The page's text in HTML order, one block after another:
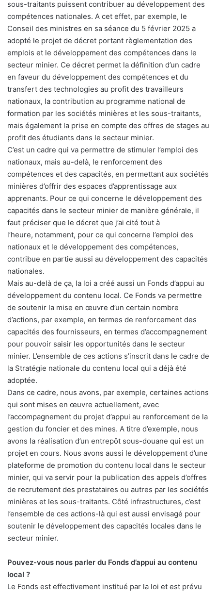
sous-traitants puissent contribuer au développement des
compétences nationales. A cet effet, par exemple, le
Conseil des ministres en sa séance du 5 février 2025 a
adopté le projet de décret portant règlementation des
emplois et le développement des compétences dans le
secteur minier. Ce décret permet la définition d’un cadre
en faveur du développement des compétences et du
transfert des technologies au profit des travailleurs
nationaux, la contribution au programme national de
formation par les sociétés minières et les sous-traitants,
mais également la prise en compte des offres de stages au
profit des étudiants dans le secteur minier.
C’est un cadre qui va permettre de stimuler l’emploi des
nationaux, mais au-delà, le renforcement des
compétences et des capacités, en permettant aux sociétés
minières d’offrir des espaces d’apprentissage aux
apprenants. Pour ce qui concerne le développement des
capacités dans le secteur minier de manière générale, il
faut préciser que le décret que j’ai cité tout à
l’heure, notamment, pour ce qui concerne l’emploi des
nationaux et le développement des compétences,
contribue en partie aussi au développement des capacités
nationales.
Mais au-delà de ça, la loi a créé aussi un Fonds d’appui au
développement du contenu local. Ce Fonds va permettre
de soutenir la mise en œuvre d’un certain nombre
d’actions, par exemple, en termes de renforcement des
capacités des fournisseurs, en termes d’accompagnement
pour pouvoir saisir les opportunités dans le secteur
minier. L’ensemble de ces actions s’inscrit dans le cadre de
la Stratégie nationale du contenu local qui a déjà été
adoptée.
Dans ce cadre, nous avons, par exemple, certaines actions
qui sont mises en œuvre actuellement, avec
l’accompagnement du projet d’appui au renforcement de la
gestion du foncier et des mines. A titre d’exemple, nous
avons la réalisation d’un entrepôt sous-douane qui est un
projet en cours. Nous avons aussi le développement d’une
plateforme de promotion du contenu local dans le secteur
minier, qui va servir pour la publication des appels d’offres
de recrutement des prestataires ou autres par les sociétés
minières et les sous-traitants. Côté infrastructures, c’est
l’ensemble de ces actions-là qui est aussi envisagé pour
soutenir le développement des capacités locales dans le
secteur minier.
Pouvez-vous nous parler du Fonds d’appui au contenu
local ?
Le Fonds est effectivement institué par la loi et est prévu